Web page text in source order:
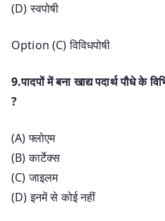
(D) स्वपोषी
Option (C) विविधपोषी
9.पादपों में बना खाद्य पदार्थ पौधे के
?
(A) फ्लोएम
(B) कार्टेक्स
(C) जाइलम
(D) इनमें से कोई नहीं